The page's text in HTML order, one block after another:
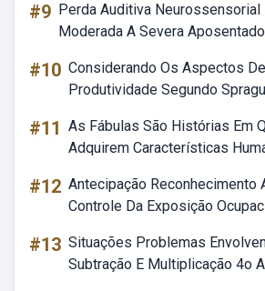
#9 Perda Auditiva Neurossensorial
Moderada A Severa
#10 Considerando Os Aspectos
Produtividade Segundo
#11 As Fábulas São Histórias Em
Adquirem Características
#12 Antecipação Reconhecimento
Controle Da Exposição
#13 Situações Problemas
Subtração E Multiplicação 4o